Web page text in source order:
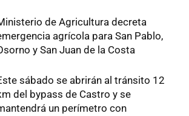
de Agricultura decreta
agrícola para San Pablo,
y San Juan de la Costa
sábado se abrirán al tránsito 12
del bypass de Castro y se
un perímetro con